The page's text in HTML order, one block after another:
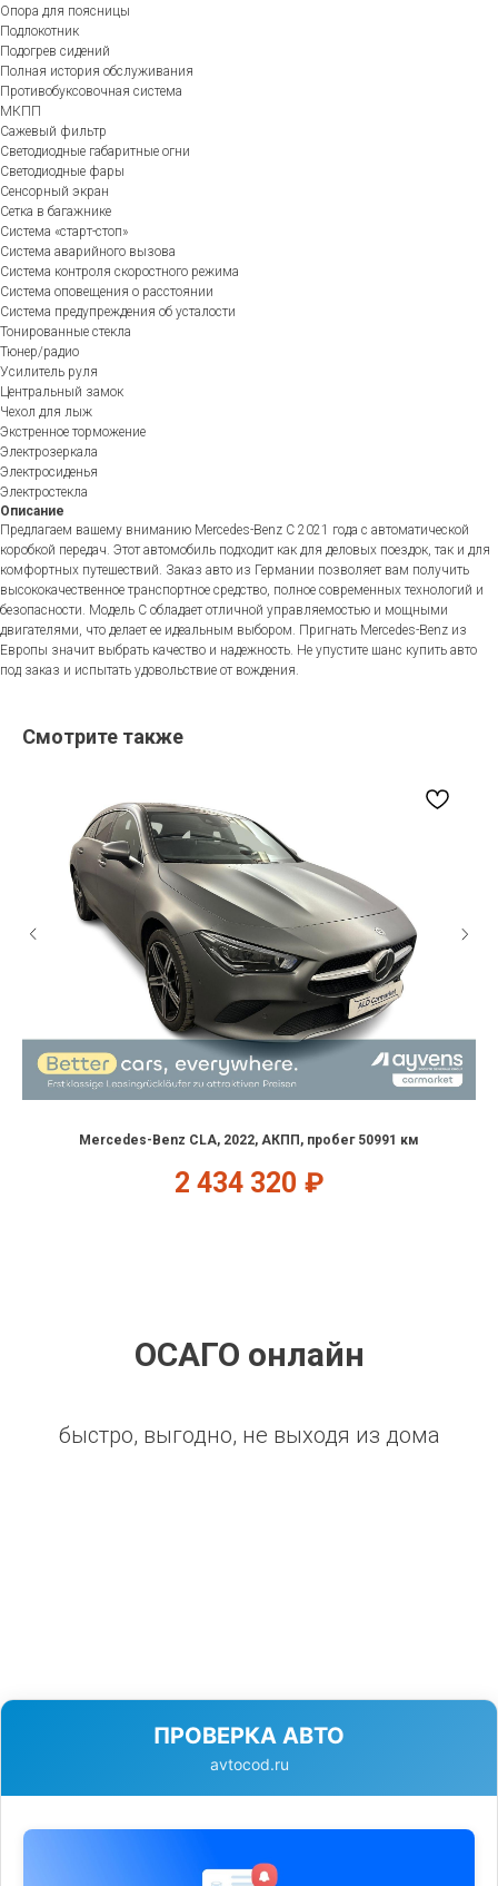
Опора для поясницы
Подлокотник
Подогрев сидений
Полная история обслуживания
Противобуксовочная система
МКПП
Сажевый фильтр
Светодиодные габаритные огни
Светодиодные фары
Сенсорный экран
Сетка в багажнике
Система «старт-стоп»
Система аварийного вызова
Система контроля скоростного режима
Система оповещения о расстоянии
Система предупреждения об усталости
Тонированные стекла
Тюнер/радио
Усилитель руля
Центральный замок
Чехол для лыж
Экстренное торможение
Электрозеркала
Электросиденья
Электростекла
Описание
Предлагаем вашему вниманию Mercedes-Benz C 2021 года с автоматической
коробкой передач. Этот автомобиль подходит как для деловых поездок, так и для
комфортных путешествий. Заказ авто из Германии позволяет вам получить
высококачественное транспортное средство, полное современных технологий и
безопасности. Модель C обладает отличной управляемостью и мощными
двигателями, что делает ее идеальным выбором. Пригнать Mercedes-Benz из
Европы значит выбрать качество и надежность. Не упустите шанс купить авто
под заказ и испытать удовольствие от вождения.
Смотрите также
Mercedes-Benz CLA, 2022, АКПП, пробег 50991 км
2 434 320 ₽
ОСАГО онлайн
быстро, выгодно, не выходя из дома
ПРОВЕРКА АВТО
avtocod.ru